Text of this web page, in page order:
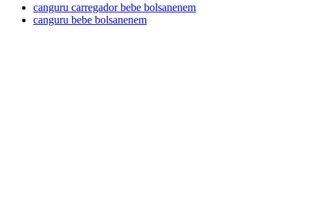
canguru carregador bebe bolsanenem
canguru bebe bolsanenem